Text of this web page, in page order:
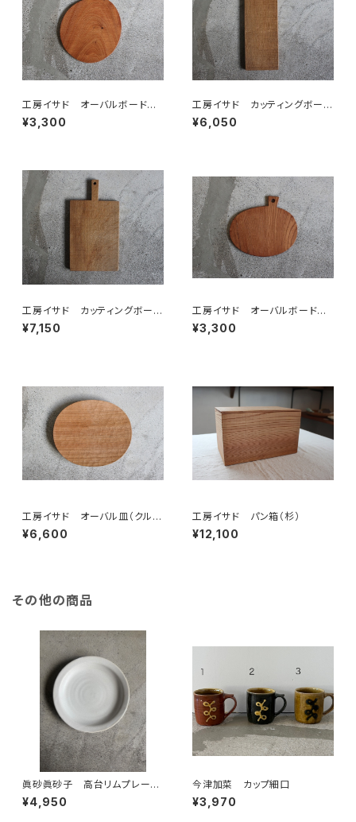
工房イサド オーバルボード
縦（ケヤキ）
¥3,300
工房イサド カッティングボード
（ナラ）
¥6,050
工房イサド カッティングボード
（ナラ）
¥7,150
工房イサド オーバルボード
横（ケヤキ）
¥3,300
工房イサド オーバル皿（クル
ミ）
¥6,600
工房イサド パン箱（杉）
¥12,100
その他の商品
眞砂眞砂子 高台リムプレート
M
¥4,950
今津加菜 カップ細口
¥3,970